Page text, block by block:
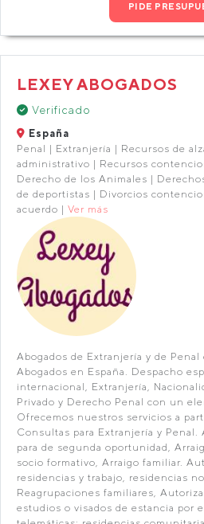
PIDE
LEXEY ABOGADOS
Verificado
España
Penal | Extranjería | Recursos de
administrativo | Recursos
Derecho de los Animales |
de deportistas | Divorcios
acuerdo | Ver más
Abogados de Extranjería y de Penal
Abogados en España. Despacho
internacional, Extranjería,
Privado y Derecho Penal con un
Ofrecemos nuestros servicios a
Consultas para Extranjería y Penal.
para de segunda oportunidad,
socio formativo, Arraigo familiar.
residencias y trabajo, residencias
Reagrupaciones familiares,
estudios o visados de estancia por